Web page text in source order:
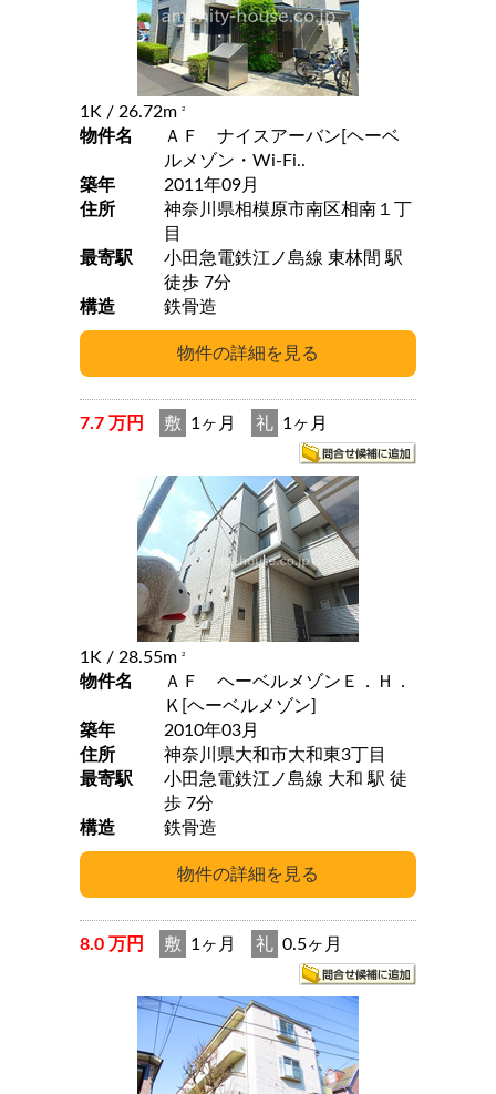
1K / 26.72m 2
物件名
ＡＦ ナイスアーバン[ヘーベ
ルメゾン・Wi-Fi..
築年
2011年09月
住所
神奈川県相模原市南区相南１丁
目
最寄駅
小田急電鉄江ノ島線 東林間 駅
徒歩 7分
構造
鉄骨造
7.7 万円 敷 1ヶ月 礼 1ヶ月
1K / 28.55m 2
物件名
ＡＦ ヘーベルメゾンＥ．Ｈ．
Ｋ[ヘーベルメゾン]
築年
2010年03月
住所
神奈川県大和市大和東3丁目
最寄駅
小田急電鉄江ノ島線 大和 駅 徒
歩 7分
構造
鉄骨造
8.0 万円 敷 1ヶ月 礼 0.5ヶ月